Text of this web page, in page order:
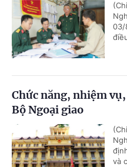
03/
Chức năng, nhiệm
Bộ Ngoại giao
và